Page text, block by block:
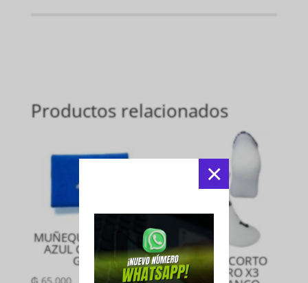
×
Productos relacionados
MUÑEQUERA CORTA
AZUL CON LOGO
GRIS S MEDIA TIN CORTO
CABALLERO X3